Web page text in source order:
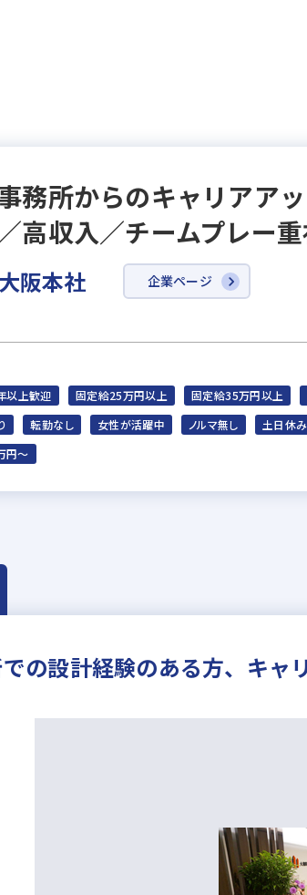
務所からのキャリア
高収入／チームプレー
阪本社 企業ページ
以上歓迎 固定給25万円以上 固定給35万円以上
転勤なし 女性が活躍中 ノルマ無し 土日休
円～
の設計経験のある方、キャ